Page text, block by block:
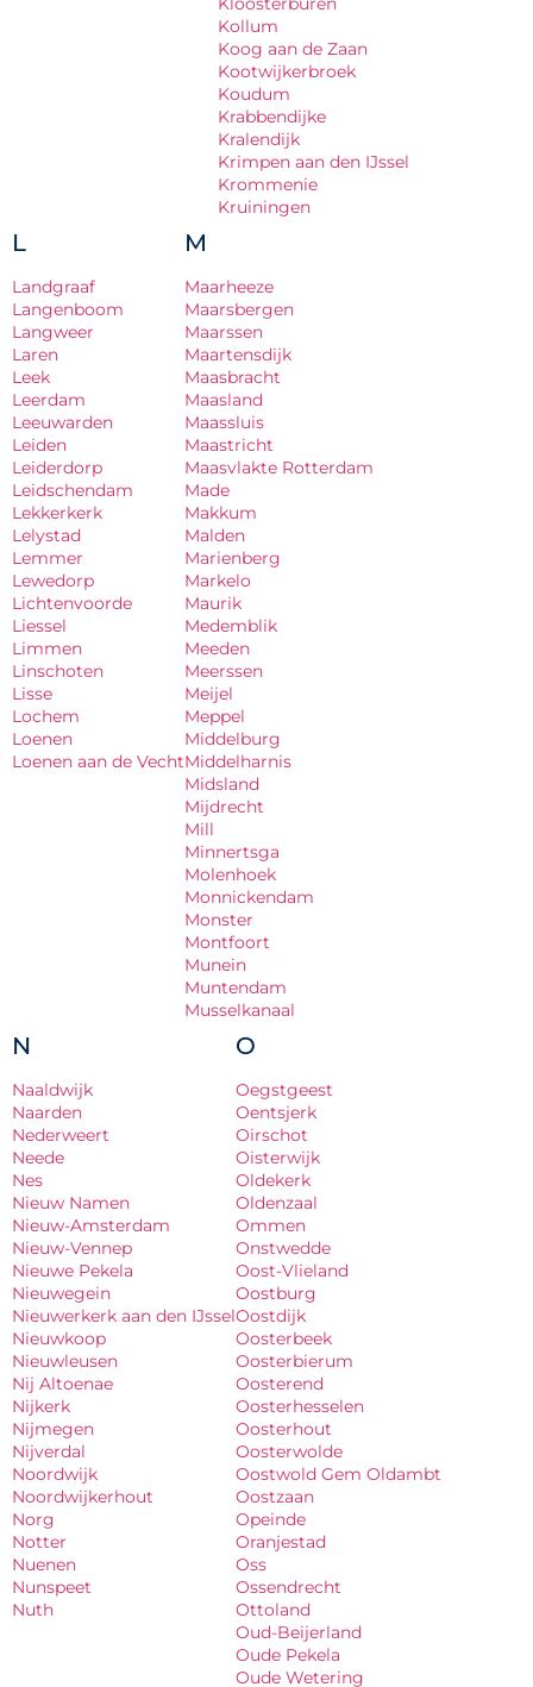
Kollum
Koog aan de Zaan
Kootwijkerbroek
Koudum
Krabbendijke
Kralendijk
Krimpen aan den IJssel
Krommenie
Kruiningen
L
Landgraaf
Langenboom
Langweer
Laren
Leek
Leerdam
Leeuwarden
Leiden
Leiderdorp
Leidschendam
Lekkerkerk
Lelystad
Lemmer
Lewedorp
Lichtenvoorde
Liessel
Limmen
Linschoten
Lisse
Lochem
Loenen
Loenen aan de Vecht
M
Maarheeze
Maarsbergen
Maarssen
Maartensdijk
Maasbracht
Maasland
Maassluis
Maastricht
Maasvlakte Rotterdam
Made
Makkum
Malden
Marienberg
Markelo
Maurik
Medemblik
Meeden
Meerssen
Meijel
Meppel
Middelburg
Middelharnis
Midsland
Mijdrecht
Mill
Minnertsga
Molenhoek
Monnickendam
Monster
Montfoort
Munein
Muntendam
Musselkanaal
N
Naaldwijk
Naarden
Nederweert
Neede
Nes
Nieuw Namen
Nieuw-Amsterdam
Nieuw-Vennep
Nieuwe Pekela
Nieuwegein
Nieuwerkerk aan den IJssel
Nieuwkoop
Nieuwleusen
Nij Altoenae
Nijkerk
Nijmegen
Nijverdal
Noordwijk
Noordwijkerhout
Norg
Notter
Nuenen
Nunspeet
Nuth
O
Oegstgeest
Oentsjerk
Oirschot
Oisterwijk
Oldekerk
Oldenzaal
Ommen
Onstwedde
Oost-Vlieland
Oostburg
Oostdijk
Oosterbeek
Oosterbierum
Oosterend
Oosterhesselen
Oosterhout
Oosterwolde
Oostwold Gem Oldambt
Oostzaan
Opeinde
Oranjestad
Oss
Ossendrecht
Ottoland
Oud-Beijerland
Oude Pekela
Oude Wetering